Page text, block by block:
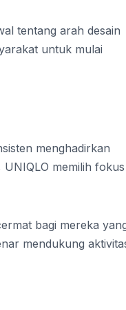
tentang arah desain
untuk mulai
menghadirkan
memilih fokus
bagi mereka
mendukung